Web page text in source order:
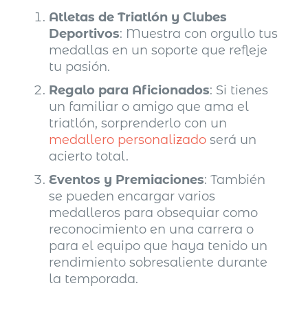
Atletas de Triatlón y Clubes
Deportivos: Muestra con orgullo tus
medallas en un soporte que refleje
tu pasión.
Regalo para Aficionados: Si tienes
un familiar o amigo que ama el
triatlón, sorprenderlo con un
medallero personalizado será un
acierto total.
Eventos y Premiaciones: También
se pueden encargar varios
medalleros para obsequiar como
reconocimiento en una carrera o
para el equipo que haya tenido un
rendimiento sobresaliente durante
la temporada.